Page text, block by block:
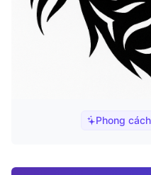
Phong